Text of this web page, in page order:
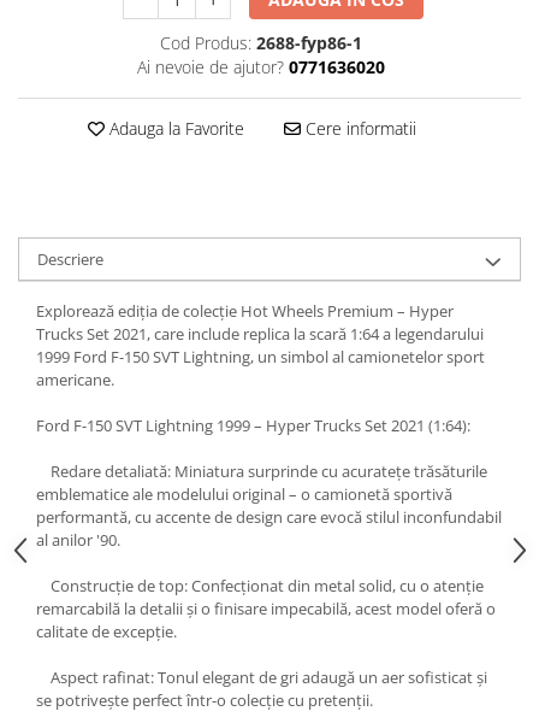
Papusi miniaturale
MACHETE MOTOCICLETE SI
MACHETE NAVE MILITARE –
Miniaturi Navale de Colectie
MINI DIORAME
Seturi HOTWHEELS
VITRINE, FIGURINE, ACCESORII
MACHETE
Articole Petrecere
ARTICOLE PENTRU VALENTINE'S
DAY
BALOANE AIRWALKERS
DECORATIUNI CRACIUN SI ANUL
NOU
DECORATIUNI PETRECERE
CARNAVAL
LUMANARI PETRECERI ANIVERSARI
PAPUSI SI DECORATIUNI HORROR
POSTERE PENTRU PERETE SI
SUPORTERI MECIURI SPORT
Costume Petrecere
BODY - BUST
COSTUME BAIETI SI PELERINE
COSTUME FETE ROCHITE FUSTE
COSTUME PETRECERE ADULTI
COSTUME SI ACCESORII
TRICOURI TEMATICE 3D
Cod Produs: 2688-fyp86-1
Ai nevoie de ajutor? 0771636020
Adauga la Favorite Cere informatii
Descriere
Explorează ediția de colecție Hot Wheels Premium – Hyper
Trucks Set 2021, care include replica la scară 1:64 a legendarului
1999 Ford F-150 SVT Lightning, un simbol al camionetelor sport
americane.
Ford F-150 SVT Lightning 1999 – Hyper Trucks Set 2021 (1:64):
Redare detaliată: Miniatura surprinde cu acuratețe trăsăturile
emblematice ale modelului original – o camionetă sportivă
performantă, cu accente de design care evocă stilul inconfundabil
al anilor '90.
Construcție de top: Confecționat din metal solid, cu o atenție
remarcabilă la detalii și o finisare impecabilă, acest model oferă o
calitate de excepție.
Aspect rafinat: Tonul elegant de gri adaugă un aer sofisticat și
se potrivește perfect într-o colecție cu pretenții.